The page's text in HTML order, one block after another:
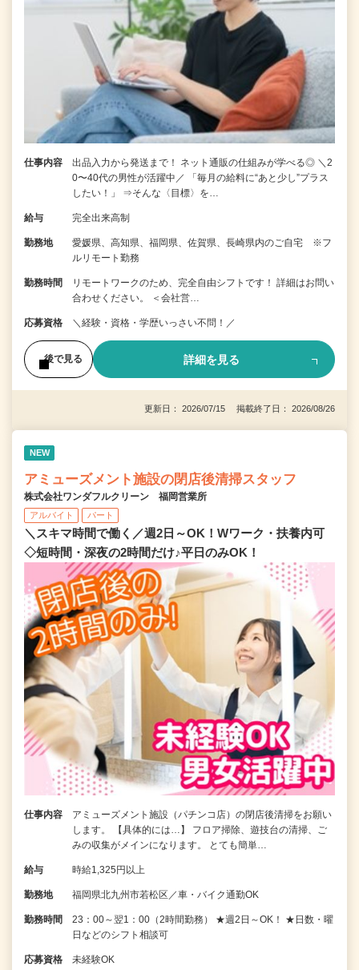
仕事内容
出品入力から発送まで！ ネット通販の仕組みが学べる◎ ＼2
0〜40代の男性が活躍中／ 「毎月の給料に“あと少し”プラス
したい！」 ⇒そんな〈目標〉を…
給与 完全出来高制
勤務地
愛媛県、高知県、福岡県、佐賀県、長崎県内のご自宅 ※フ
ルリモート勤務
勤務時間
リモートワークのため、完全自由シフトです！ 詳細はお問い
合わせください。 ＜会社営…
応募資格 ＼経験・資格・学歴いっさい不問！／
後で見る 詳細を見る
更新日： 2026/07/15 掲載終了日： 2026/08/26
NEW
アミューズメント施設の閉店後清掃スタッフ
株式会社ワンダフルクリーン 福岡営業所
アルバイト パート
＼スキマ時間で働く／週2日～OK！Wワーク・扶養内可
◇短時間・深夜の2時間だけ♪平日のみOK！
仕事内容
アミューズメント施設（パチンコ店）の閉店後清掃をお願い
します。 【具体的には…】 フロア掃除、遊技台の清掃、ご
みの収集がメインになります。 とても簡単…
給与 時給1,325円以上
勤務地 福岡県北九州市若松区／車・バイク通勤OK
勤務時間
23：00～翌1：00（2時間勤務） ★週2日～OK！ ★日数・曜
日などのシフト相談可
応募資格 未経験OK